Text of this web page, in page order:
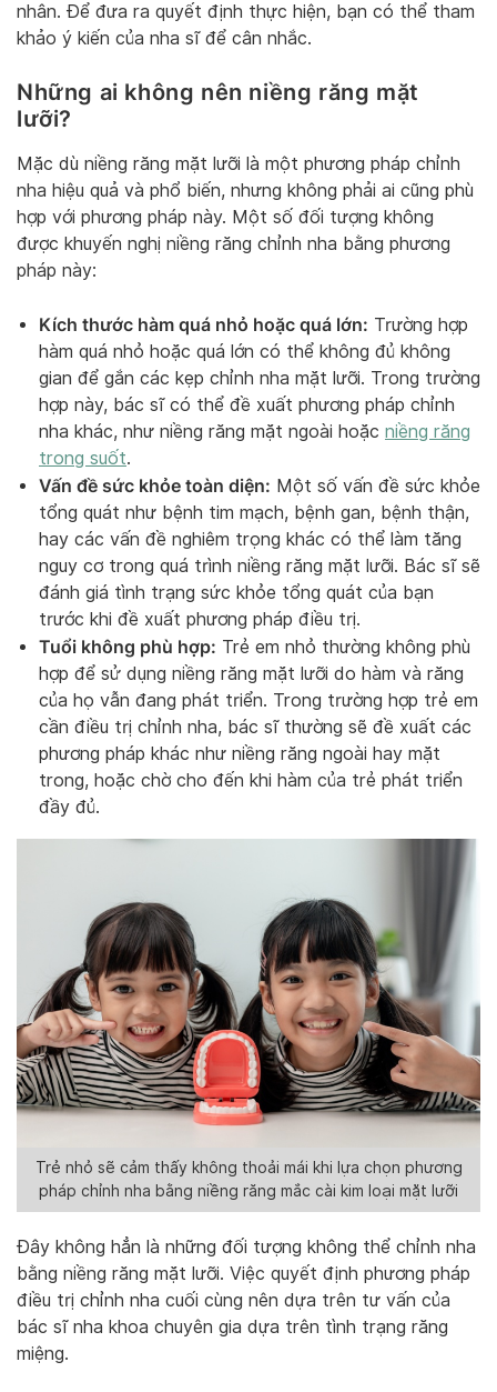
nhân. Để đưa ra quyết định thực hiện, bạn có thể tham
khảo ý kiến của nha sĩ để cân nhắc.
Những ai không nên niềng răng mặt
lưỡi?
Mặc dù niềng răng mặt lưỡi là một phương pháp chỉnh
nha hiệu quả và phổ biến, nhưng không phải ai cũng phù
hợp với phương pháp này. Một số đối tượng không
được khuyến nghị niềng răng chỉnh nha bằng phương
pháp này:
Kích thước hàm quá nhỏ hoặc quá lớn: Trường hợp
hàm quá nhỏ hoặc quá lớn có thể không đủ không
gian để gắn các kẹp chỉnh nha mặt lưỡi. Trong trường
hợp này, bác sĩ có thể đề xuất phương pháp chỉnh
nha khác, như niềng răng mặt ngoài hoặc niềng răng
trong suốt.
Vấn đề sức khỏe toàn diện: Một số vấn đề sức khỏe
tổng quát như bệnh tim mạch, bệnh gan, bệnh thận,
hay các vấn đề nghiêm trọng khác có thể làm tăng
nguy cơ trong quá trình niềng răng mặt lưỡi. Bác sĩ sẽ
đánh giá tình trạng sức khỏe tổng quát của bạn
trước khi đề xuất phương pháp điều trị.
Tuổi không phù hợp: Trẻ em nhỏ thường không phù
hợp để sử dụng niềng răng mặt lưỡi do hàm và răng
của họ vẫn đang phát triển. Trong trường hợp trẻ em
cần điều trị chỉnh nha, bác sĩ thường sẽ đề xuất các
phương pháp khác như niềng răng ngoài hay mặt
trong, hoặc chờ cho đến khi hàm của trẻ phát triển
đầy đủ.
Trẻ nhỏ sẽ cảm thấy không thoải mái khi lựa chọn phương
pháp chỉnh nha bằng niềng răng mắc cài kim loại mặt lưỡi
Đây không hẳn là những đối tượng không thể chỉnh nha
bằng niềng răng mặt lưỡi. Việc quyết định phương pháp
điều trị chỉnh nha cuối cùng nên dựa trên tư vấn của
bác sĩ nha khoa chuyên gia dựa trên tình trạng răng
miệng.